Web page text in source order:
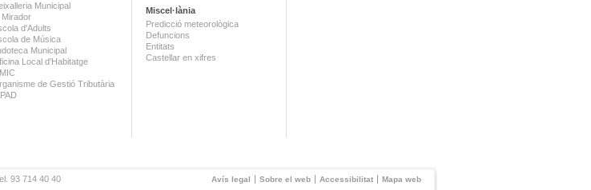
Municipal
Mirador
d'Adults
de Música
Municipal
Local d'Habitatge
de Gestió Tributària
Miscel·lània
Predicció meteorològica
Defuncions
Entitats
Castellar en xifres
Avís legal Sobre el web Accessibilitat Mapa web
93 714 40 40